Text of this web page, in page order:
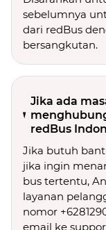
sebelumnya
dari redBus
bersangkutan.
Jika ada
redBus
Jika butuh
jika ingin
bus tertentu,
layanan
nomor
email ke